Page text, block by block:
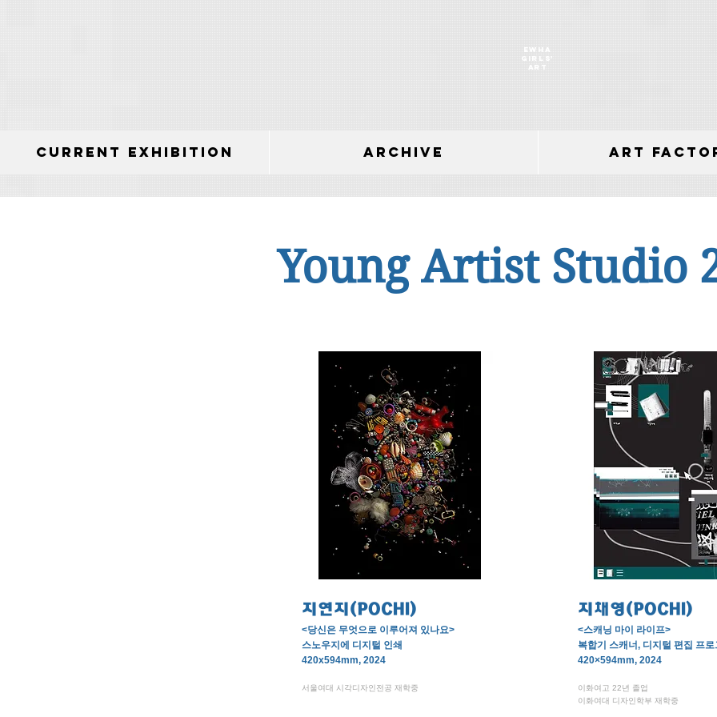
EWHA
GIRLS'
ART
Current Exhibition archive Art
Young Artist Studio
지연지(POCHI)
<당신은 무엇으로 이루어져 있나요>
스노우지에 디지털 인쇄
420x594mm, 2024
서울여대 시각디자인전공 재학중
지채영(POCHI)
<스캐닝 마이 라이프>
복합기 스캐너, 디지털 편집 프로
420×594mm, 2024
이화여고 22년 졸업
이화여대 디자인학부 재학중